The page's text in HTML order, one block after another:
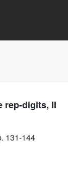
rep-digits, II
131-144